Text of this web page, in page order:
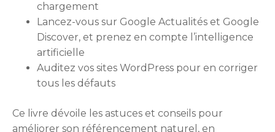
chargement
Lancez-vous sur Google Actualités et Google
Discover, et prenez en compte l’intelligence
artificielle
Auditez vos sites WordPress pour en corriger
tous les défauts
Ce livre dévoile les astuces et conseils pour
améliorer son référencement naturel, en